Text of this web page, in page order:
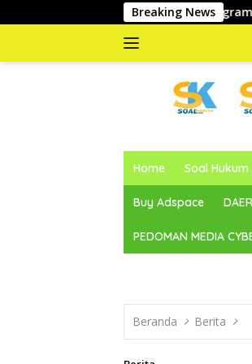
ke
Breaking News
Program Pengembangan Potensi
dan
Home Soal Hukum
Buy Adspace
PEDOMAN MEDIA
Beranda Berita